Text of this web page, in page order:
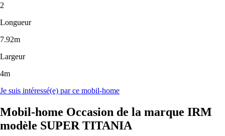
2
Longueur
7.92m
Largeur
4m
Je suis intéressé(e) par ce mobil-home
Mobil-home Occasion de la marque IRM
modèle SUPER TITANIA